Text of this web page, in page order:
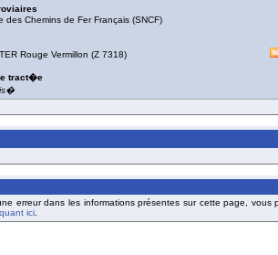
des Chemins de Fer Français (SNCF)
Rouge Vermillon (Z 7318)
tract�e
erreur dans les informations présentes sur cette page, vous
ici.